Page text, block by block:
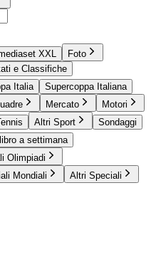
XXL
Foto
e Classifiche
Italia
Supercoppa Italiana
Mercato
Motori
Altri Sport
Sondaggi
a settimana
Olimpiadi
Mondiali Altri Speciali